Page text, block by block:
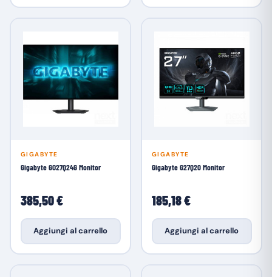
GIGABYTE
Gigabyte GO27Q24G Monitor
385,50 €
Aggiungi al carrello
GIGABYTE
Gigabyte G27Q20 Monitor
185,18 €
Aggiungi al carrello